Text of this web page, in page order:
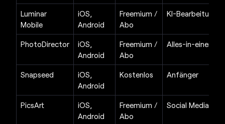
Luminar
Mobile
iOS,
Android
Freemium /
Abo
KI-Bearbeitung
PhotoDirector
iOS,
Android
Freemium /
Abo
Alles-in-einem
Snapseed
iOS,
Android
Kostenlos Anfänger
PicsArt
iOS,
Android
Freemium /
Abo
Social Media